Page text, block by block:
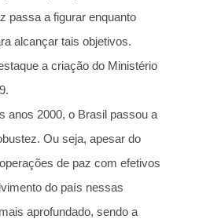
passa a figurar enquanto
alcançar tais objetivos.
a criação do Ministério
anos 2000, o Brasil passou a
Ou seja, apesar do
de paz com efetivos
do país nessas
aprofundado, sendo a